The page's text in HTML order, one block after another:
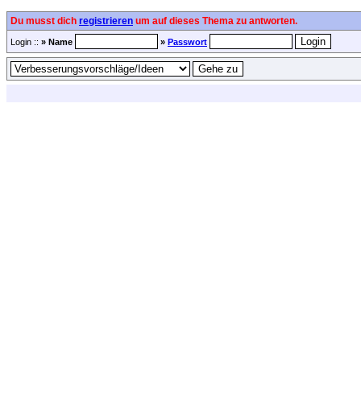
Du musst dich registrieren um auf dieses Thema zu antworten.
Login :: » Name » Passwort